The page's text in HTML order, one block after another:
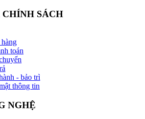
SÁCH
toán
- bảo trì
thông tin
NGHỆ